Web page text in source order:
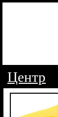
Центр